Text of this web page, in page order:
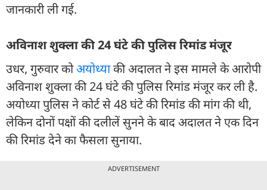
जानकारी ली गई.
अविनाश शुक्ला की 24 घंटे की पुलिस रिमांड मंजूर
उधर, गुरुवार कोअयोध्याकी अदालत ने इस मामले के आरोपी
अविनाश शुक्ला की 24 घंटे की पुलिस रिमांड मंजूर कर ली है.
अयोध्या पुलिस ने कोर्ट से 48 घंटे की रिमांड की मांग की थी,
लेकिन दोनों पक्षों की दलीलें सुनने के बाद अदालत ने एक दिन
की रिमांड देने का फैसला सुनाया.
ADVERTISEMENT